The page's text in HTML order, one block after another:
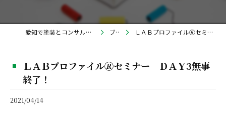
愛知で塗装とコンサルなら筒井工業株式会社 ブログ ＬＡＢプロファイル🄬セミナー ＤＡＹ3無事終了！
ＬＡＢプロファイル🄬セミナー ＤＡＹ3無事
終了！
2021/04/14